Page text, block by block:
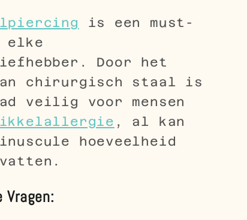
is een must-
elke
Door het
chirurgisch staal is
veilig voor mensen
, al kan
hoeveelheid